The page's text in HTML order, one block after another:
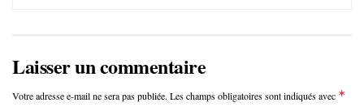
Laisser un commentaire
Votre adresse e-mail ne sera pas publiée. Les champs obligatoires sont indiqués avec *